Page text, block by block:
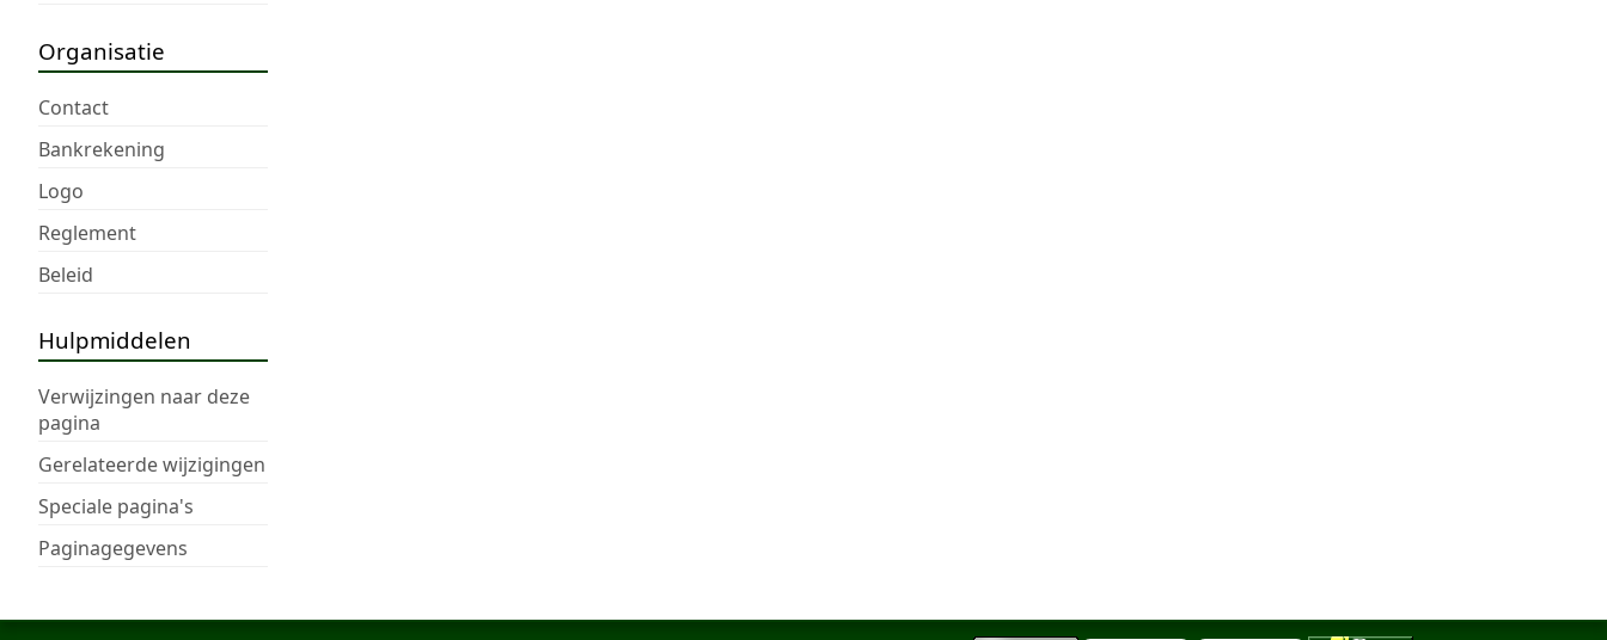
Organisatie
Contact
Bankrekening
Logo
Reglement
Beleid
Hulpmiddelen
Verwijzingen naar deze
pagina
Gerelateerde wijzigingen
Speciale pagina's
Paginagegevens